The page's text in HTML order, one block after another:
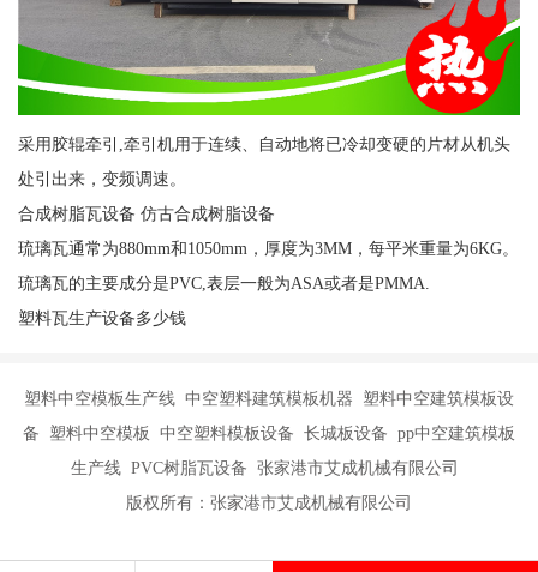
采用胶辊牵引,牵引机用于连续、自动地将已冷却变硬的片材从机头
处引出来，变频调速。
合成树脂瓦设备 仿古合成树脂设备
琉璃瓦通常为880mm和1050mm，厚度为3MM，每平米重量为6KG。
琉璃瓦的主要成分是PVC,表层一般为ASA或者是PMMA.
塑料瓦生产设备多少钱
塑料中空模板生产线 中空塑料建筑模板机器 塑料中空建筑模板设
备 塑料中空模板 中空塑料模板设备 长城板设备 pp中空建筑模板
生产线 PVC树脂瓦设备 张家港市艾成机械有限公司
版权所有：张家港市艾成机械有限公司